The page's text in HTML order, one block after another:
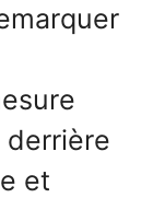
derrière
et